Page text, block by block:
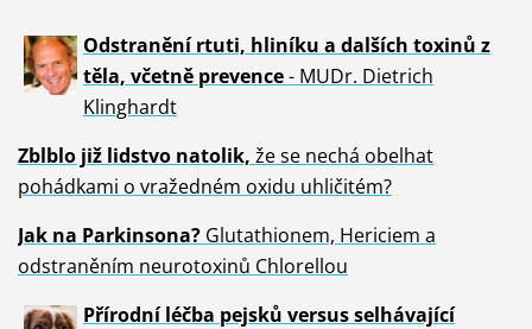
Odstranění rtuti, hliníku a dalších toxinů z
těla, včetně prevence- MUDr. Dietrich
Klinghardt
Zblblo již lidstvo natolik, že se nechá obelhat
pohádkami o vražedném oxidu uhličitém?
Jak na Parkinsona?Glutathionem, Hericiem a
odstraněním neurotoxinů Chlorellou
Přírodní léčba pejsků versus selhávající